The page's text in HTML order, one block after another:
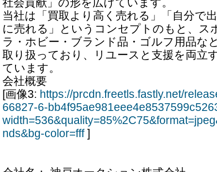
社会貢献」の形を広げています。
当社は「買取より高く売れる」「自分で
に売れる」というコンセプトのもと、ス
ラ・ホビー・ブランド品・ゴルフ用品な
取り扱っており、リユースと支援を両立
ています。
会社概要
[画像3: https://prcdn.freetls.fastly.net/
66827-6-
nds&bg-color=fff]